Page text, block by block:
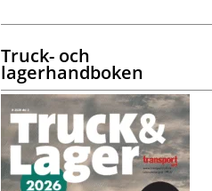
Truck- och
lagerhandboken